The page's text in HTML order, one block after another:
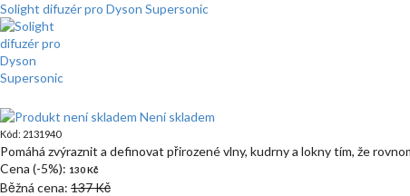
Solight difuzér pro Dyson Supersonic
Není skladem
Kód: 2131940
Pomáhá zvýraznit a definovat přirozené vlny, kudrny a lokny tím, že
Cena (-5%): 130 Kč
Běžná cena: 137 Kč